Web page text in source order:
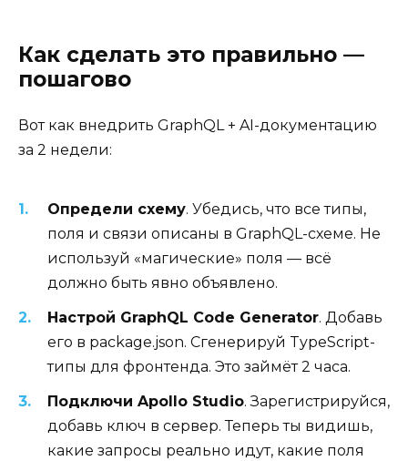
Как сделать это правильно —
пошагово
Вот как внедрить GraphQL + AI-документацию
за 2 недели:
Определи схему. Убедись, что все типы,
поля и связи описаны в GraphQL-схеме. Не
используй «магические» поля — всё
должно быть явно объявлено.
Настрой GraphQL Code Generator. Добавь
его в package.json. Сгенерируй TypeScript-
типы для фронтенда. Это займёт 2 часа.
Подключи Apollo Studio. Зарегистрируйся,
добавь ключ в сервер. Теперь ты видишь,
какие запросы реально идут, какие поля